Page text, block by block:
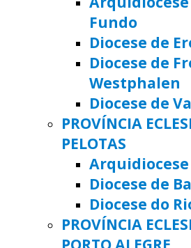
Fundo
Diocese de
Diocese de
Westphalen
Diocese de
PROVÍNCIA
PELOTAS
Diocese de
Diocese do
PROVÍNCIA